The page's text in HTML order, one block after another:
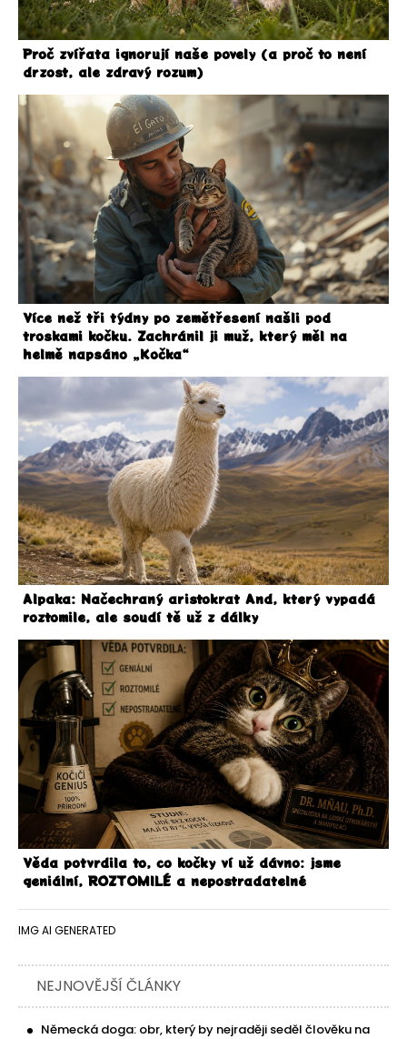
Proč zvířata ignorují naše povely (a proč to není
drzost, ale zdravý rozum)
Více než tři týdny po zemětřesení našli pod
troskami kočku. Zachránil ji muž, který měl na
helmě napsáno „Kočka“
Alpaka: Načechraný aristokrat And, který vypadá
roztomile, ale soudí tě už z dálky
Věda potvrdila to, co kočky ví už dávno: jsme
geniální, ROZTOMILÉ a nepostradatelné
IMG AI GENERATED
NEJNOVĚJŠÍ ČLÁNKY
Německá doga: obr, který by nejraději seděl člověku na